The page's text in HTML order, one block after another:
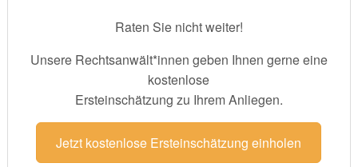
Raten Sie nicht weiter!
Unsere Rechtsanwält*innen geben Ihnen gerne eine
kostenlose
Ersteinschätzung zu Ihrem Anliegen.
Jetzt kostenlose Ersteinschätzung einholen